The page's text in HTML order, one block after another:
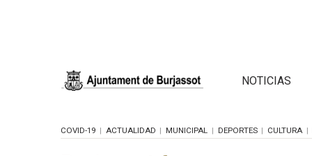
NOTICIAS
COVID-19 ACTUALIDAD MUNICIPAL DEPORTES CULTURA